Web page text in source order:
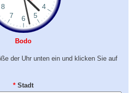
Bodo
der Uhr unten ein und klicken Sie auf
* Stadt